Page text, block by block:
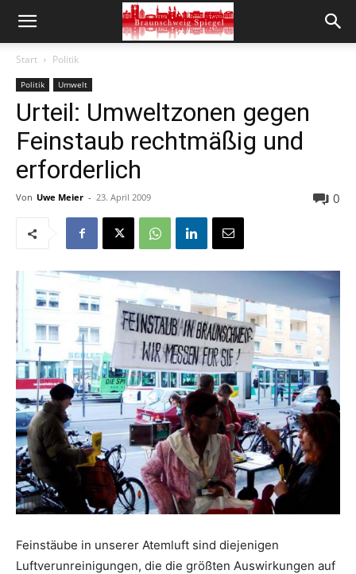
Start Politik
Politik Umwelt
Urteil: Umweltzonen gegen
Feinstaub rechtmäßig und
erforderlich
Von Uwe Meier - 23. April 2009 0
Feinstäube in unserer Atemluft sind diejenigen
Luftverunreinigungen, die die größten Auswirkungen auf